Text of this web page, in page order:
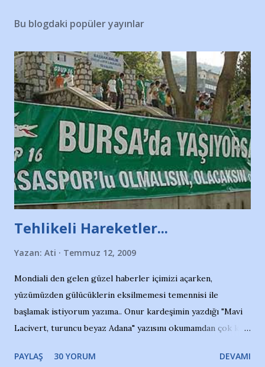
Bu blogdaki popüler yayınlar
Tehlikeli Hareketler...
Yazan: Ati Temmuz 12, 2009
Mondiali den gelen güzel haberler içimizi açarken,
yüzümüzden gülücüklerin eksilmemesi temennisi ile
başlamak istiyorum yazıma.. Onur kardeşimin yazdığı "Mavi
Lacivert, turuncu beyaz Adana" yazısını okumamdan çok kısa
irkildim.. "Bursasporlu taraftarlar, İstanbul takımlarının
PAYLAŞ 30 YORUM DEVAMI